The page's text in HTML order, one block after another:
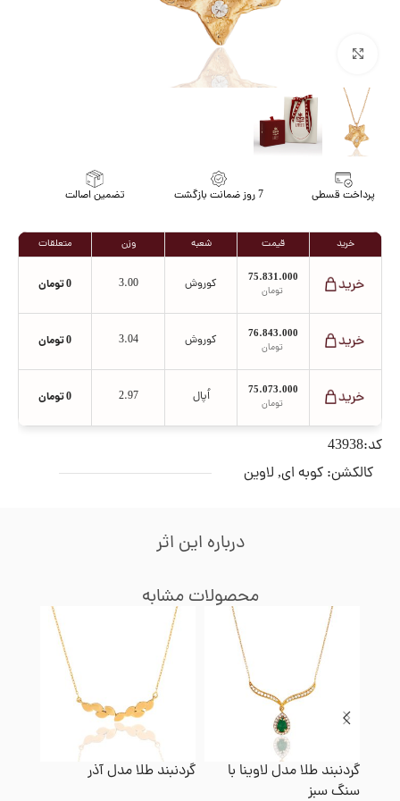
برای بزرگنمایی کلیک کنید
پرداخت قسطی 7 روز ضمانت بازگشت تضمین اصالت
خرید قیمت شعبه وزن متعلقات
75.831.000
تومان کوروش 3.00
0تومان
76.843.000
تومان کوروش 3.04
0تومان
75.073.000
تومان اُپال 2.97
0تومان
کد:43938
کالکشن: کوبه ای, لاوین
محصولات مشابه
گردنبند طلا مدل لاوینا با
سنگ سبز
گردنبند طلا مدل آذر
درباره این اثر